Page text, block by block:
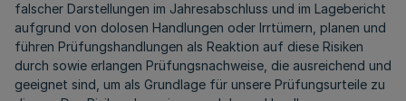
falscher Darstellungen im Jahresabschluss und im Lagebericht
aufgrund von dolosen Handlungen oder Irrtümern, planen und
führen Prüfungshandlungen als Reaktion auf diese Risiken
durch sowie erlangen Prüfungsnachweise, die ausreichend und
geeignet sind, um als Grundlage für unsere Prüfungsurteile zu